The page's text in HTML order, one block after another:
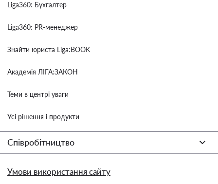
Liga360: Бухгалтер
Liga360: PR-менеджер
Знайти юриста Liga:BOOK
Академія ЛІГА:ЗАКОН
Теми в центрі уваги
Усі рішення і продукти
Співробітництво
Умови використання сайту